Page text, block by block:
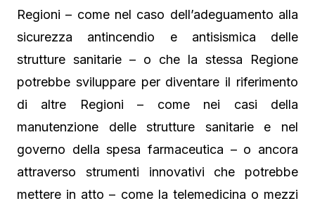
Regioni – come nel caso dell’adeguamento alla
sicurezza antincendio e antisismica delle
strutture sanitarie – o che la stessa Regione
potrebbe sviluppare per diventare il riferimento
di altre Regioni – come nei casi della
manutenzione delle strutture sanitarie e nel
governo della spesa farmaceutica – o ancora
attraverso strumenti innovativi che potrebbe
mettere in atto – come la telemedicina o mezzi